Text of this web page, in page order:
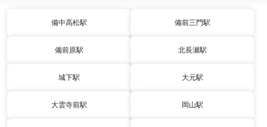
備中高松駅 備前三門駅
備前原駅 北長瀬駅
城下駅 大元駅
大雲寺前駅 岡山駅